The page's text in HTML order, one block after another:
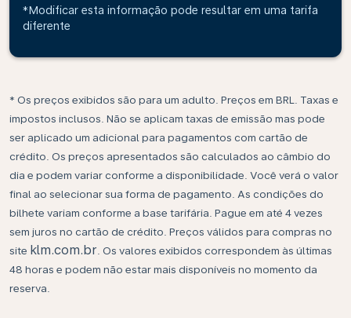
*Modificar esta informação pode resultar em uma tarifa
diferente
* Os preços exibidos são para um adulto. Preços em BRL. Taxas e
impostos inclusos. Não se aplicam taxas de emissão mas pode
ser aplicado um adicional para pagamentos com cartão de
crédito. Os preços apresentados são calculados ao câmbio do
dia e podem variar conforme a disponibilidade. Você verá o valor
final ao selecionar sua forma de pagamento. As condições do
bilhete variam conforme a base tarifária. Pague em até 4 vezes
sem juros no cartão de crédito. Preços válidos para compras no
site klm.com.br . Os valores exibidos correspondem às últimas
48 horas e podem não estar mais disponíveis no momento da
reserva.